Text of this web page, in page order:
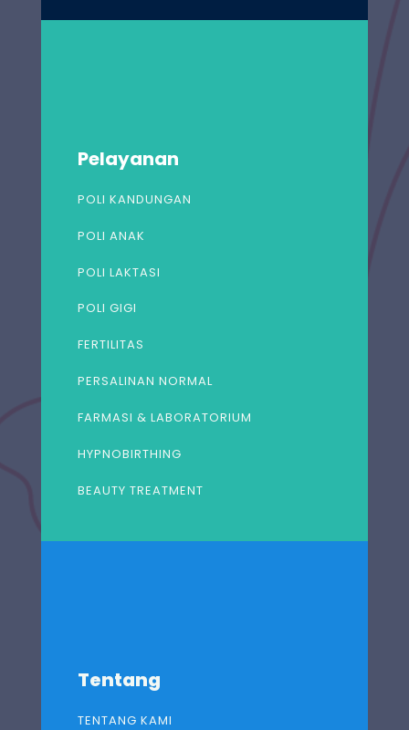
Pelayanan
POLI KANDUNGAN
POLI ANAK
POLI LAKTASI
POLI GIGI
FERTILITAS
PERSALINAN NORMAL
FARMASI & LABORATORIUM
HYPNOBIRTHING
BEAUTY TREATMENT
Tentang
TENTANG KAMI